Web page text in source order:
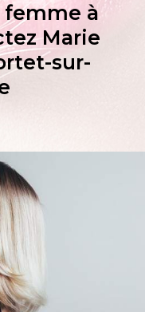
femme à
Marie
sur-